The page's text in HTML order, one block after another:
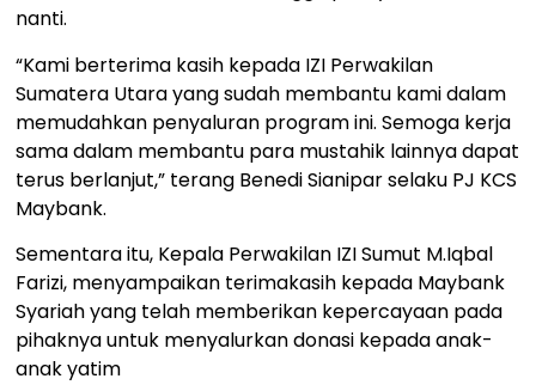
nanti.
“Kami berterima kasih kepada IZI Perwakilan
Sumatera Utara yang sudah membantu kami dalam
memudahkan penyaluran program ini. Semoga kerja
sama dalam membantu para mustahik lainnya dapat
terus berlanjut,” terang Benedi Sianipar selaku PJ KCS
Maybank.
Sementara itu, Kepala Perwakilan IZI Sumut M.Iqbal
Farizi, menyampaikan terimakasih kepada Maybank
Syariah yang telah memberikan kepercayaan pada
pihaknya untuk menyalurkan donasi kepada anak-
anak yatim